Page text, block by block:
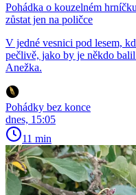
Pohádka o kouzelném
zůstat jen na poličce
V jedné vesnici pod lesem,
pečlivě, jako by je někdo
Anežka.
Pohádky bez konce
dnes, 15:05
11 min